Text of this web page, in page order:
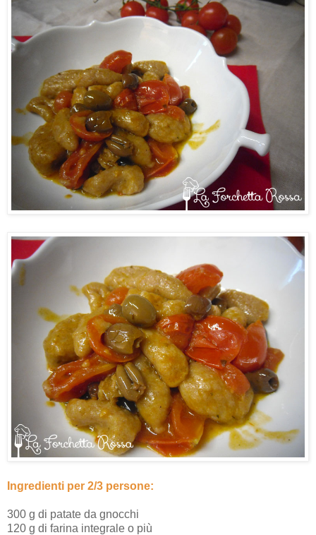
Ingredienti per 2/3 persone:
300 g di patate da gnocchi
120 g di farina integrale o più